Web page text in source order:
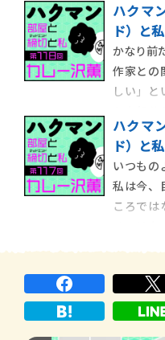
とはじめ
俺の物語
メ版も完
「最終回
ふざける
ハクマ
ド）と
かなり前
作家との
しい」
る気もな
れてこと
の詳細を
戯に等し
イヤー
ハクマ
ド）と
いつもの
私は今、
ころでは
を見る
ビートを
のだが、